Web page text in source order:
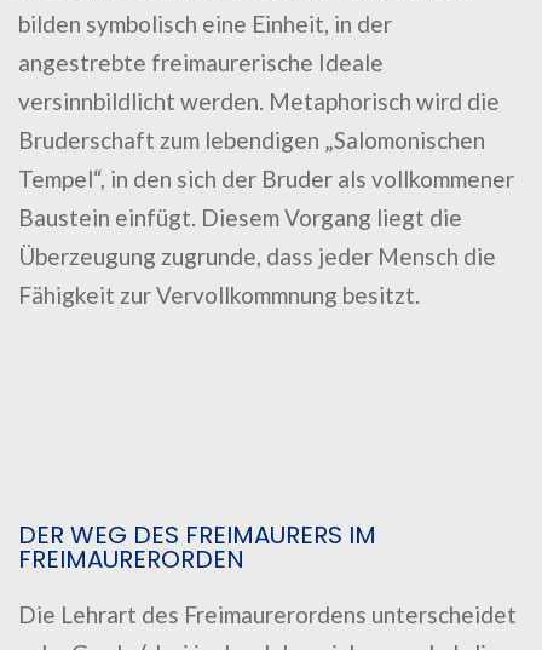
bilden symbolisch eine Einheit, in der
angestrebte freimaurerische Ideale
versinnbildlicht werden. Metaphorisch wird die
Bruderschaft zum lebendigen „Salomonischen
Tempel“, in den sich der Bruder als vollkommener
Baustein einfügt. Diesem Vorgang liegt die
Überzeugung zugrunde, dass jeder Mensch die
Fähigkeit zur Vervollkommnung besitzt.
DER WEG DES FREIMAURERS IM
FREIMAURERORDEN
Die Lehrart des Freimaurerordens unterscheidet